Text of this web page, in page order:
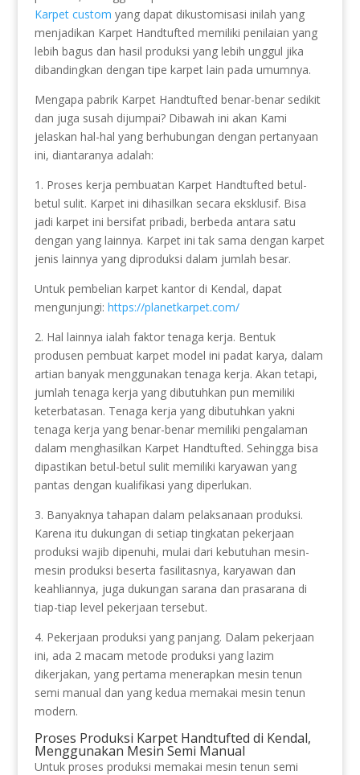
Karpet custom yang dapat dikustomisasi inilah yang
menjadikan Karpet Handtufted memiliki penilaian yang
lebih bagus dan hasil produksi yang lebih unggul jika
dibandingkan dengan tipe karpet lain pada umumnya.
Mengapa pabrik Karpet Handtufted benar-benar sedikit
dan juga susah dijumpai? Dibawah ini akan Kami
jelaskan hal-hal yang berhubungan dengan pertanyaan
ini, diantaranya adalah:
1. Proses kerja pembuatan Karpet Handtufted betul-
betul sulit. Karpet ini dihasilkan secara eksklusif. Bisa
jadi karpet ini bersifat pribadi, berbeda antara satu
dengan yang lainnya. Karpet ini tak sama dengan karpet
jenis lainnya yang diproduksi dalam jumlah besar.
Untuk pembelian karpet kantor di Kendal, dapat
mengunjungi: https://planetkarpet.com/
2. Hal lainnya ialah faktor tenaga kerja. Bentuk
produsen pembuat karpet model ini padat karya, dalam
artian banyak menggunakan tenaga kerja. Akan tetapi,
jumlah tenaga kerja yang dibutuhkan pun memiliki
keterbatasan. Tenaga kerja yang dibutuhkan yakni
tenaga kerja yang benar-benar memiliki pengalaman
dalam menghasilkan Karpet Handtufted. Sehingga bisa
dipastikan betul-betul sulit memiliki karyawan yang
pantas dengan kualifikasi yang diperlukan.
3. Banyaknya tahapan dalam pelaksanaan produksi.
Karena itu dukungan di setiap tingkatan pekerjaan
produksi wajib dipenuhi, mulai dari kebutuhan mesin-
mesin produksi beserta fasilitasnya, karyawan dan
keahliannya, juga dukungan sarana dan prasarana di
tiap-tiap level pekerjaan tersebut.
4. Pekerjaan produksi yang panjang. Dalam pekerjaan
ini, ada 2 macam metode produksi yang lazim
dikerjakan, yang pertama menerapkan mesin tenun
semi manual dan yang kedua memakai mesin tenun
modern.
Proses Produksi Karpet Handtufted di Kendal,
Menggunakan Mesin Semi Manual
Untuk proses produksi memakai mesin tenun semi